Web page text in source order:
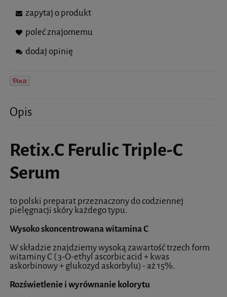
zapytaj o produkt
poleć znajomemu
dodaj opinię
Opis
Retix.C Ferulic Triple-C
Serum
to polski preparat przeznaczony do codziennej
pielęgnacji skóry każdego typu.
Wysoko skoncentrowana witamina C
W składzie znajdziemy wysoką zawartość trzech form
witaminy C ( 3-O-ethyl ascorbic acid + kwas
askorbinowy + glukozyd askorbylu) - aż 15%.
Rozświetlenie i wyrównanie kolorytu